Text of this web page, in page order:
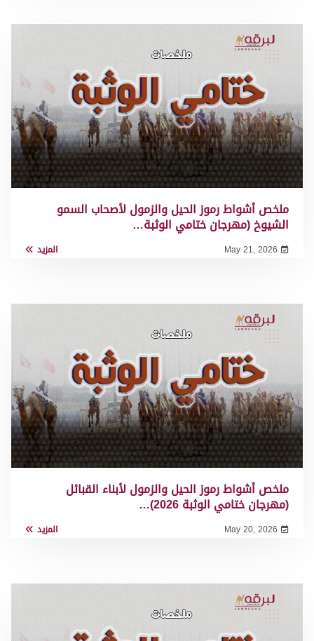
ملخص أشواط رموز الحيل والزمول لأصحاب السمو
الشيوخ (مهرجان ختامي الوثبة…
May 21, 2026 المزيد
ملخص أشواط رموز الحيل والزمول لأبناء القبائل
(مهرجان ختامي الوثبة 2026)…
May 20, 2026 المزيد